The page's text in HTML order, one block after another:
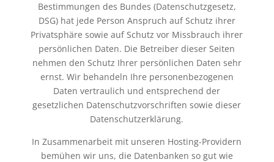
Bestimmungen des Bundes (Datenschutzgesetz,
DSG) hat jede Person Anspruch auf Schutz ihrer
Privatsphäre sowie auf Schutz vor Missbrauch ihrer
persönlichen Daten. Die Betreiber dieser Seiten
nehmen den Schutz Ihrer persönlichen Daten sehr
ernst. Wir behandeln Ihre personenbezogenen
Daten vertraulich und entsprechend der
gesetzlichen Datenschutzvorschriften sowie dieser
Datenschutzerklärung.
In Zusammenarbeit mit unseren Hosting-Providern
bemühen wir uns, die Datenbanken so gut wie